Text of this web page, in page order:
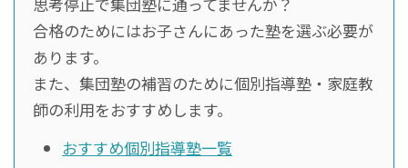
合格のためにはお子さんにあった塾を選ぶ必要が
あります。
また、集団塾の補習のために個別指導塾・家庭教
師の利用をおすすめします。
おすすめ個別指導塾一覧